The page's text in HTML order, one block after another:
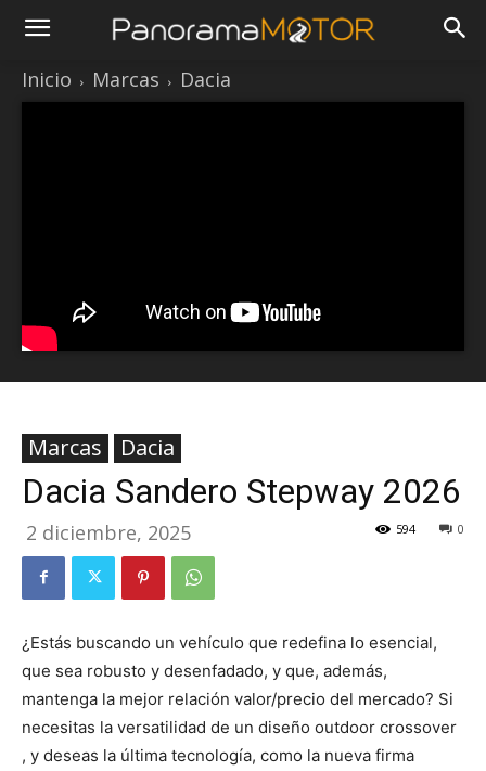
Inicio Marcas Dacia
Marcas Dacia
Dacia Sandero Stepway 2026
2 diciembre, 2025 0
594
¿Estás buscando un vehículo que redefina lo esencial,
que sea robusto y desenfadado, y que, además,
mantenga la mejor relación valor/precio del mercado? Si
necesitas la versatilidad de un diseño outdoor crossover
, y deseas la última tecnología, como la nueva firma